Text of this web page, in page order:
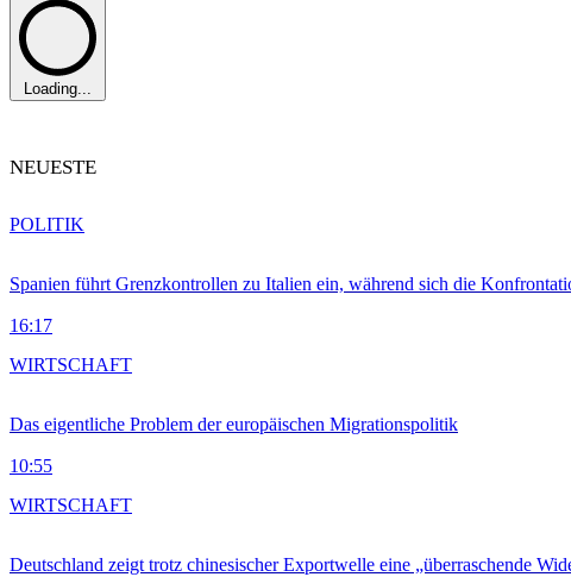
Loading...
NEUESTE
Spanien führt Grenzkontrollen zu Italien ein, während sich die
16:17
POLITIK
Das eigentliche Problem der europäischen Migrationspolitik
10:55
WIRTSCHAFT
Deutschland zeigt trotz chinesischer Exportwelle eine „überraschende
WIRTSCHAFT